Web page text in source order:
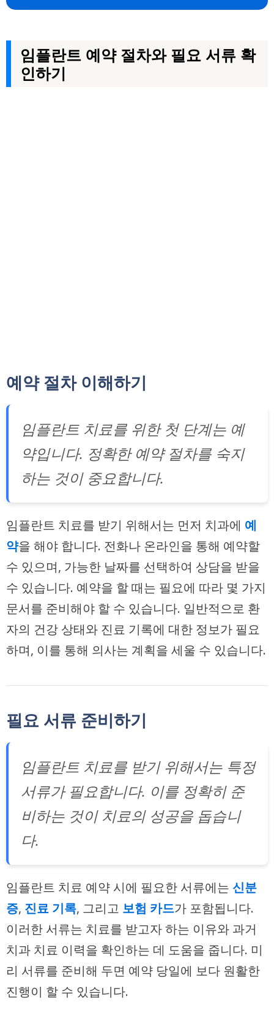
임플란트 예약 절차와 필요 서류 확
인하기
예약 절차 이해하기
임플란트 치료를 위한 첫 단계는 예
약입니다. 정확한 예약 절차를 숙지
하는 것이 중요합니다.
임플란트 치료를 받기 위해서는 먼저 치과에 예
약을 해야 합니다. 전화나 온라인을 통해 예약할
수 있으며, 가능한 날짜를 선택하여 상담을 받을
수 있습니다. 예약을 할 때는 필요에 따라 몇 가지
문서를 준비해야 할 수 있습니다. 일반적으로 환
자의 건강 상태와 진료 기록에 대한 정보가 필요
하며, 이를 통해 의사는 계획을 세울 수 있습니다.
필요 서류 준비하기
임플란트 치료를 받기 위해서는 특정
서류가 필요합니다. 이를 정확히 준
비하는 것이 치료의 성공을 돕습니
다.
임플란트 치료 예약 시에 필요한 서류에는 신분
증, 진료 기록, 그리고 보험 카드가 포함됩니다.
이러한 서류는 치료를 받고자 하는 이유와 과거
치과 치료 이력을 확인하는 데 도움을 줍니다. 미
리 서류를 준비해 두면 예약 당일에 보다 원활한
진행이 할 수 있습니다.